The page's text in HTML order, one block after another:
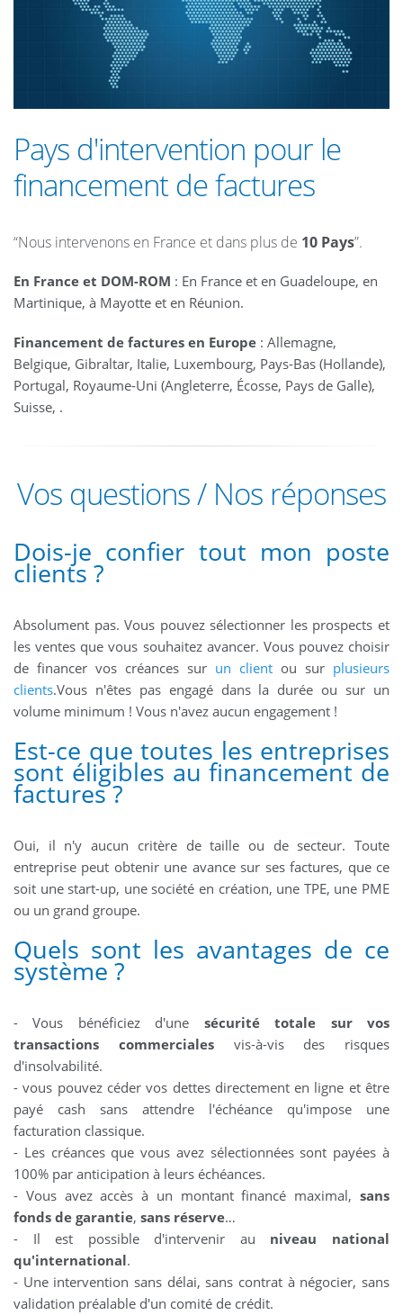
Pays d'intervention pour le
financement de factures
“Nous intervenons en France et dans plus de 10 Pays”.
En France et DOM-ROM : En France et en Guadeloupe, en
Martinique, à Mayotte et en Réunion.
Financement de factures en Europe : Allemagne,
Belgique, Gibraltar, Italie, Luxembourg, Pays-Bas (Hollande),
Portugal, Royaume-Uni (Angleterre, Écosse, Pays de Galle),
Suisse, .
Vos questions / Nos réponses
Dois-je confier tout mon poste
clients ?
Absolument pas. Vous pouvez sélectionner les prospects et
les ventes que vous souhaitez avancer. Vous pouvez choisir
de financer vos créances sur un client ou sur plusieurs
clients.Vous n'êtes pas engagé dans la durée ou sur un
volume minimum ! Vous n'avez aucun engagement !
Est-ce que toutes les entreprises
sont éligibles au financement de
factures ?
Oui, il n'y aucun critère de taille ou de secteur. Toute
entreprise peut obtenir une avance sur ses factures, que ce
soit une start-up, une société en création, une TPE, une PME
ou un grand groupe.
Quels sont les avantages de ce
système ?
- Vous bénéficiez d'une sécurité totale sur vos
transactions commercialesvis-à-vis des risques
d'insolvabilité.
- vous pouvez céder vos dettes directement en ligne et être
payé cash sans attendre l'échéance qu'impose une
facturation classique.
- Les créances que vous avez sélectionnées sont payées à
100% par anticipation à leurs échéances.
- Vous avez accès à un montant financé maximal, sans
fonds de garantie, sans réserve…
- Il est possible d'intervenir au niveau national
qu'international.
- Une intervention sans délai, sans contrat à négocier, sans
validation préalable d'un comité de crédit.